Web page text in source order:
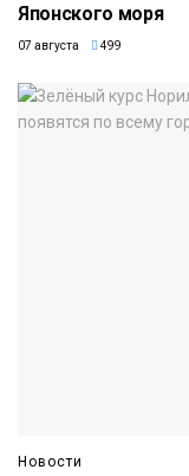
Японского моря
07 августа 499
Новости